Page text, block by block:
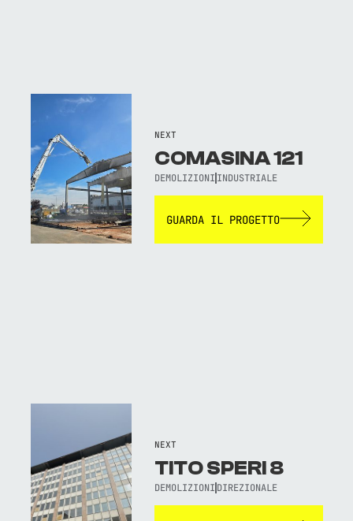
NEXT
COMASINA 121
DEMOLIZIONI INDUSTRIALE
GUARDA IL PROGETTO
NEXT
TITO SPERI 8
DEMOLIZIONI DIREZIONALE